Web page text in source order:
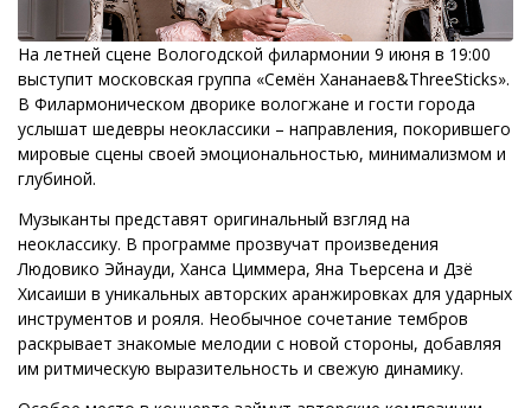
На летней сцене Вологодской филармонии 9 июня в 19:00
выступит московская группа «Семён Хананаев&ThreeSticks».
В Филармоническом дворике вологжане и гости города
услышат шедевры неоклассики – направления, покорившего
мировые сцены своей эмоциональностью, минимализмом и
глубиной.
Музыканты представят оригинальный взгляд на
неоклассику. В программе прозвучат произведения
Людовико Эйнауди, Ханса Циммера, Яна Тьерсена и Дзё
Хисаиши в уникальных авторских аранжировках для ударных
инструментов и рояля. Необычное сочетание тембров
раскрывает знакомые мелодии с новой стороны, добавляя
им ритмическую выразительность и свежую динамику.